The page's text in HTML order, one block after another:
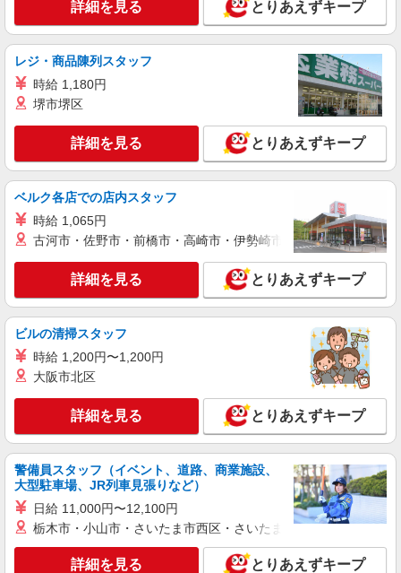
詳細を見る とりあえずキープ
レジ・商品陳列スタッフ
時給 1,180円
堺市堺区
詳細を見る とりあえずキープ
ベルク各店での店内スタッフ
時給 1,065円
古河市・佐野市・前橋市・高崎市・伊勢崎市・太田市・館林市
詳細を見る とりあえずキープ
ビルの清掃スタッフ
時給 1,200円〜1,200円
大阪市北区
詳細を見る とりあえずキープ
警備員スタッフ（イベント、道路、商業施設、
大型駐車場、JR列車見張りなど）
日給 11,000円〜12,100円
栃木市・小山市・さいたま市西区・さいたま市岩槻区・久喜市・
詳細を見る とりあえずキープ